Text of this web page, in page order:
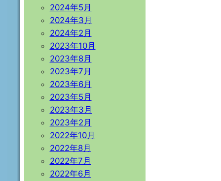
2024年5月
2024年3月
2024年2月
2023年10月
2023年8月
2023年7月
2023年6月
2023年5月
2023年3月
2023年2月
2022年10月
2022年8月
2022年7月
2022年6月